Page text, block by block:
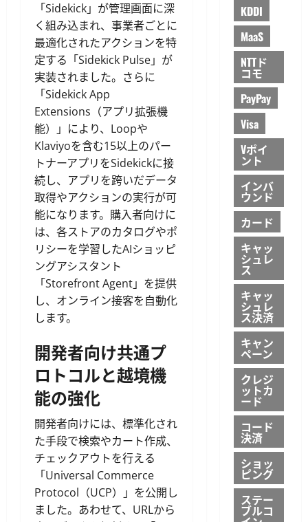
「Sidekick」が管理画面に深
く組み込まれ、事業者ごとに
最適化されたアクションを特
定する「Sidekick Pulse」が
実装されました。さらに
「Sidekick App
Extensions（アプリ拡張機
能）」により、Loopや
Klaviyoを含む15以上のパー
トナーアプリをSidekickに接
続し、アプリを跨いだデータ
取得やアクションの実行が可
能になります。購入者向けに
は、各ストアのカタログやポ
リシーを学習したAIショッピ
ングアシスタント
「Storefront Agent」を提供
し、オンライン接客を自動化
します。
開発者向け共通プ
ロトコルと越境機
能の強化
開発者向けには、標準化され
た手段で検索やカート作成、
チェックアウトを行える
「Universal Commerce
Protocol（UCP）」を公開し
ました。あわせて、URLから
KDDI
MaaS
NTTド
コモ
PayPay
Visa
Vポイ
ント
インバ
ウンド
カード
キャッ
シュレ
ス
キャッ
シュレ
ス決済
キャン
ペーン
クレジ
ットカ
ード
コード
決済
ショッ
ピング
ステー
ブルコ